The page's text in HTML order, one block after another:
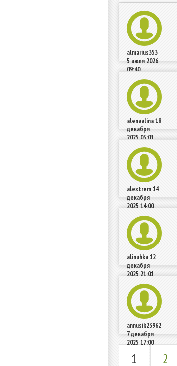
almarius353
5 июля 2026
09:40
alenaalina18
декабря
2025 05:01
alextrem14
декабря
2025 14:00
alinuhka12
декабря
2025 21:01
annusik23962
7 декабря
2025 17:00
1 2